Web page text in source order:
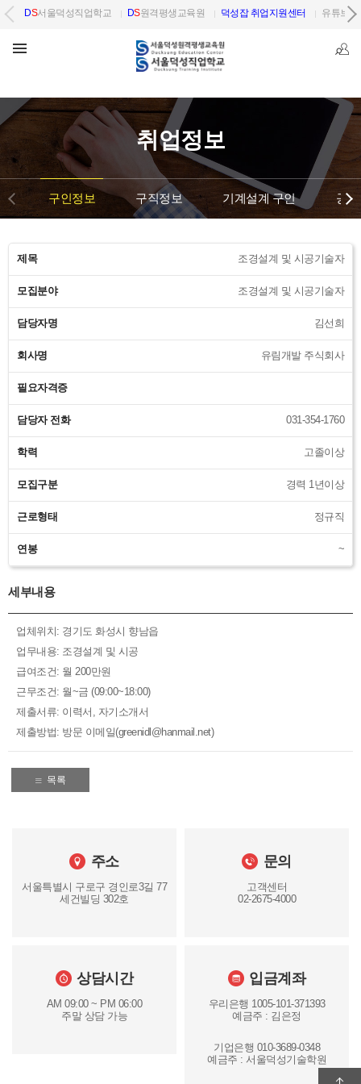
DS서울덕성직업학교 DS원격평생교육원 덕성잡 취업지원센터 유튜브
취업정보
구인정보 구직정보 기계설계 구인 공
제목 조경설계 및 시공기술자
모집분야 조경설계 및 시공기술자
담당자명 김선희
회사명 유림개발 주식회사
필요자격증
담당자 전화 031-354-1760
학력 고졸이상
모집구분 경력 1년이상
근로형태 정규직
연봉 ~
세부내용
업체위치: 경기도 화성시 향남읍
업무내용: 조경설계 및 시공
급여조건: 월 200만원
근무조건: 월~금 (09:00~18:00)
제출서류: 이력서, 자기소개서
제출방법: 방문 이메일(greenidl@hanmail.net)
목록
주소
서울특별시 구로구 경인로3길 77
세건빌딩 302호
문의
고객센터
02-2675-4000
상담시간
AM 09:00 ~ PM 06:00
주말 상담 가능
입금계좌
우리은행 1005-101-371393
예금주 : 김은정
기업은행 010-3689-0348
예금주 : 서울덕성기술학원